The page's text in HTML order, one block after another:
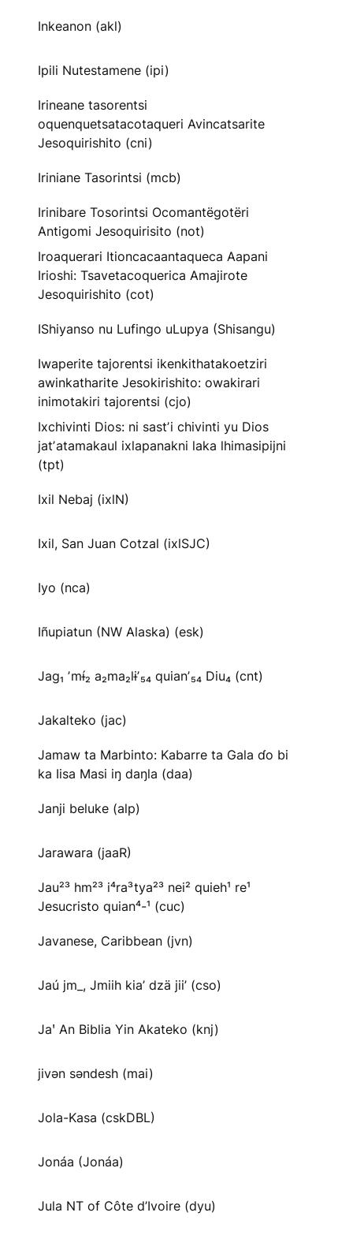
Inkeanon (akl)
Ipili Nutestamene (ipi)
Irineane tasorentsi
oquenquetsatacotaqueri Avincatsarite
Jesoquirishito (cni)
Iriniane Tasorintsi (mcb)
Irinibare Tosorintsi Ocomantëgotëri
Antigomi Jesoquirisito (not)
Iroaquerari Itioncacaantaqueca Aapani
Irioshi: Tsavetacoquerica Amajirote
Jesoquirishito (cot)
IShiyanso nu Lufingo uLupya (Shisangu)
Iwaperite tajorentsi ikenkithatakoetziri
awinkatharite Jesokirishito: owakirari
inimotakiri tajorentsi (cjo)
Ixchivinti Dios: ni sastʼi chivinti yu Dios
jatʼatamakaul ixlapanakni laka lhimasipijni
(tpt)
Ixil Nebaj (ixlN)
Ixil, San Juan Cotzal (ixlSJC)
Iyo (nca)
Iñupiatun (NW Alaska) (esk)
Jag₁ ʼmɨ́₂ a₂ma₂lɨʼ₅₄ quianʼ₅₄ Diu₄ (cnt)
Jakalteko (jac)
Jamaw ta Marbinto: Kabarre ta Gala ɗo bi
ka Iisa Masi iŋ daŋla (daa)
Janji beluke (alp)
Jarawara (jaaR)
Jau²³ hm²³ i⁴ra³tya²³ nei² quieh¹ re¹
Jesucristo quian⁴-¹ (cuc)
Javanese, Caribbean (jvn)
Jaú jm_, Jmiih kia’ dzä jii’ (cso)
Jaꞌ An Biblia Yin Akateko (knj)
jivən səndesh (mai)
Jola-Kasa (cskDBL)
Jonáa (Jonáa)
Jula NT of Côte d’Ivoire (dyu)